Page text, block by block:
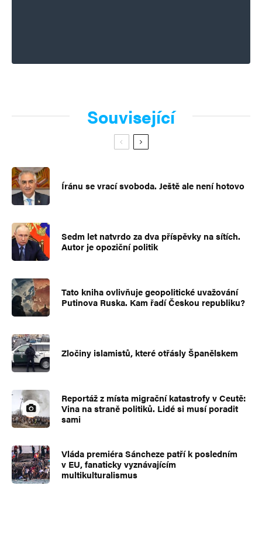
Související
Íránu se vrací svoboda. Ještě ale není hotovo
Sedm let natvrdo za dva příspěvky na sítích.
Autor je opoziční politik
Tato kniha ovlivňuje geopolitické uvažování
Putinova Ruska. Kam řadí Českou republiku?
Zločiny islamistů, které otřásly Španělskem
Reportáž z místa migrační katastrofy v Ceutě:
Vina na straně politiků. Lidé si musí poradit
sami
Vláda premiéra Sáncheze patří k posledním
v EU, fanaticky vyznávajícím
multikulturalismus